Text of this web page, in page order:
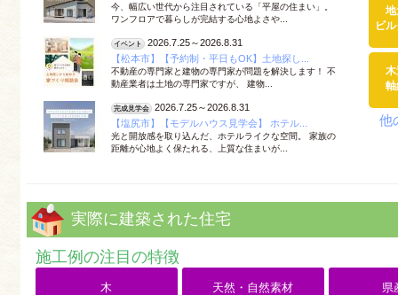
今、幅広い世代から注目されている「平屋の住まい」。
ワンフロアで暮らしが完結する心地よさや...
【松本市】【予約制・平日もOK】土地探し...
イベント 2026.7.25～2026.8.31
不動産の専門家と建物の専門家が問題を解決します！ 不
動産業者は土地の専門家ですが、 建物...
【塩尻市】【モデルハウス見学会】 ホテル...
完成見学会 2026.7.25～2026.8.31
光と開放感を取り込んだ、ホテルライクな空間。 家族の
距離が心地よく保たれる、上質な住まいが...
ビ
他
実際に建築された住宅
施工例の注目の特徴
木 天然・自然素材 県